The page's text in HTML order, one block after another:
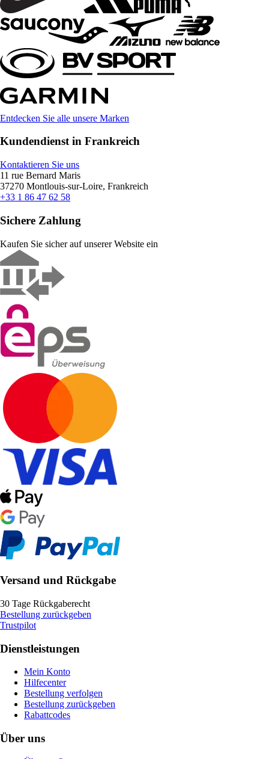
Entdecken Sie alle unsere Marken
Kundendienst in Frankreich
Kontaktieren Sie uns
11 rue Bernard Maris
37270 Montlouis-sur-Loire, Frankreich
+33 1 86 47 62 58
Sichere Zahlung
Kaufen Sie sicher auf unserer Website ein
Versand und Rückgabe
30 Tage Rückgaberecht
Bestellung zurückgeben
Trustpilot
Dienstleistungen
Mein Konto
Hilfecenter
Bestellung verfolgen
Bestellung zurückgeben
Rabattcodes
Über uns